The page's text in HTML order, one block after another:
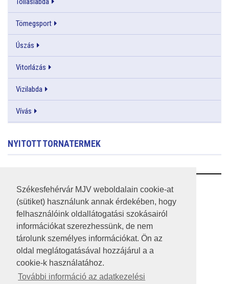
Székesfehérvár MJV weboldalain cookie-at
(sütiket) használunk annak érdekében, hogy
felhasználóink oldallátogatási szokásairól
információkat szerezhessünk, de nem
tárolunk személyes információkat. Ön az
oldal meglátogatásával hozzájárul a a
cookie-k használatához.
További információ az adatkezelési
Tömegsport
Úszás
Vitorlázás
Vizilabda
Vívás
NYITOTT TORNATERMEK
RSS
A HONLAP 2017.03.31-I ÁLLAPOTA
JOGI NYILATKOZAT
IMPRESSZUM